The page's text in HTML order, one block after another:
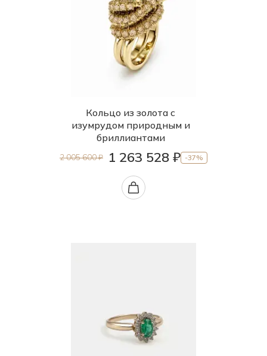
Кольцо из золота с
изумрудом природным и
бриллиантами
2 005 600 ₽ 1 263 528 ₽ -37%